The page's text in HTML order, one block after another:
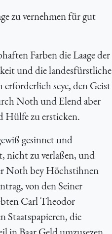
zu vernehmen für gut
Farben die Laage der
und die landesfürstliche
seye, den Geist
Noth und Elend aber
Hülfe zu ersticken.
gesinnet und
nicht zu verlaßen, und
Noth bey Höchstihnen
von den Seiner
Carl Theodor
Staatspapieren, die